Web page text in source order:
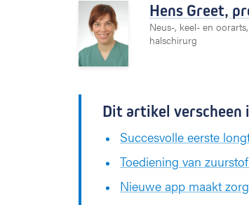
Hens Greet,
Neus-, keel- en
halschirurg
Dit artikel
Succesvolle eerste
Toediening van
Nieuwe app maakt